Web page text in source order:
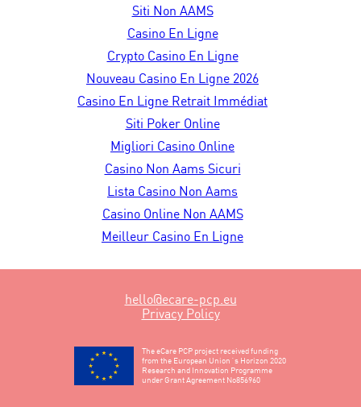
Siti Non AAMS
Casino En Ligne
Crypto Casino En Ligne
Nouveau Casino En Ligne 2026
Casino En Ligne Retrait Immédiat
Siti Poker Online
Migliori Casino Online
Casino Non Aams Sicuri
Lista Casino Non Aams
Casino Online Non AAMS
Meilleur Casino En Ligne
hello@ecare-pcp.eu
Privacy Policy
The eCare PCP project received funding
from the European Union´s Horizon 2020
Research and Innovation Programme
under Grant Agreement No856960